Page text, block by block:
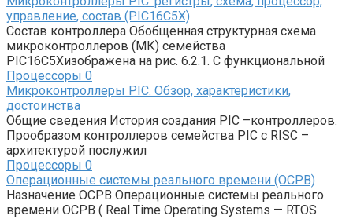
управление, состав (PIC16C5X)
Состав контроллера Обобщенная структурная схема
микроконтроллеров (МК) семейства
PIC16C5Xизображена на рис. 6.2.1. С функциональной
Процессоры 0
Микроконтроллеры РIC. Обзор, характеристики,
достоинства
Общие сведения История создания PIC –контроллеров.
Прообразом контроллеров семейства PIC с RISC –
архитектурой послужил
Процессоры 0
Операционные системы реального времени (ОСРВ)
Назначение ОСРВ Операционные системы реального
времени ОСРВ ( Real Time Operating Systems — RTOS